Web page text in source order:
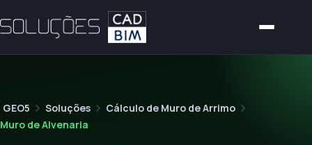
GEO5 Soluções
Cálculo de Muro de Arrimo
Muro de Alvenaria